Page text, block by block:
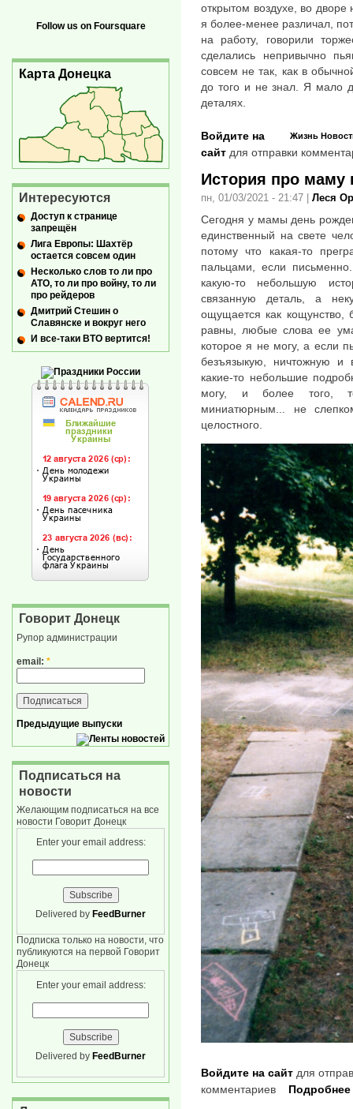
открытом воздухе, во
я более-менее различал,
на работу, говорили
сделались непривычно
совсем не так, как в
до того и не знал. Я мало
деталях.
Жизнь
Войдите на
сайт для отправки
История про маму
пн, 01/03/2021 - 21:47 Леся
Сегодня у мамы день
единственный на свете
потому что какая-то
пальцами, если
какую-то небольшую
связанную деталь, а
ощущается как кощунство,
равны, любые слова ее
которое я не могу, а если
безъязыкую, ничтожную и
какие-то небольшие
могу, и более того,
миниатюрным... не
целостного.
Войдите на сайт для
комментариев
Подробнее
Follow us on Foursquare
Карта Донецка
Интересуются
Доступ к странице
запрещён
Лига Европы: Шахтёр
остается совсем один
Несколько слов то ли про
АТО, то ли про войну, то ли
про рейдеров
Дмитрий Стешин о
Славянске и вокруг него
И все-таки ВТО вертится!
Говорит Донецк
Рупор администрации
email: *
Предыдущие выпуски
Подписаться на
новости
Желающим подписаться на все
новости Говорит Донецк
Enter your email address:
Delivered by FeedBurner
Подписка только на новости, что
публикуются на первой Говорит
Донецк
Enter your email address:
Delivered by FeedBurner